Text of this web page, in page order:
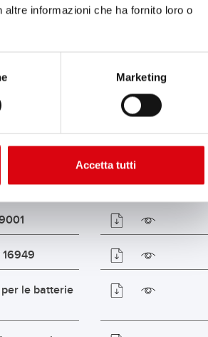
informazioni che ha fornito loro o
Marketing
Accetta tutti
per le batterie